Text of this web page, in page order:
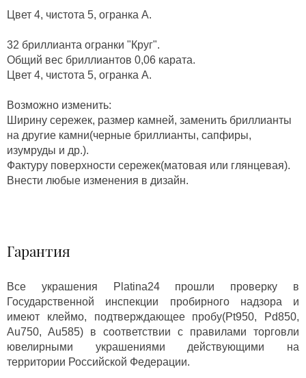
Цвет 4, чистота 5, огранка А.
32 бриллианта огранки "Круг".
Общий вес бриллиантов 0,06 карата.
Цвет 4, чистота 5, огранка А.
Возможно изменить:
Ширину сережек, размер камней, заменить бриллианты
на другие камни(черные бриллианты, сапфиры,
изумруды и др.).
Фактуру поверхности сережек(матовая или глянцевая).
Внести любые изменения в дизайн.
Гарантия
Все украшения Platina24 прошли проверку в
Государственной инспекции пробирного надзора и
имеют клеймо, подтверждающее пробу(Pt950, Pd850,
Au750, Au585) в соответствии с правилами торговли
ювелирными украшениями действующими на
территории Российской Федерации.